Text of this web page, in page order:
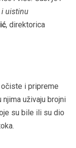
uistinu
, direktorica
i pripreme
uživaju brojni
su bile ili su dio